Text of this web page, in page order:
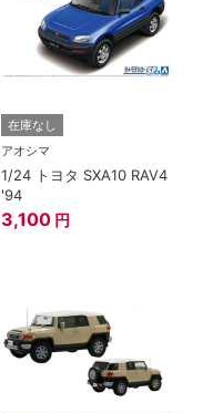
在庫なし
アオシマ
1/24 トヨタ SXA10 RAV4
'94
3,100 円